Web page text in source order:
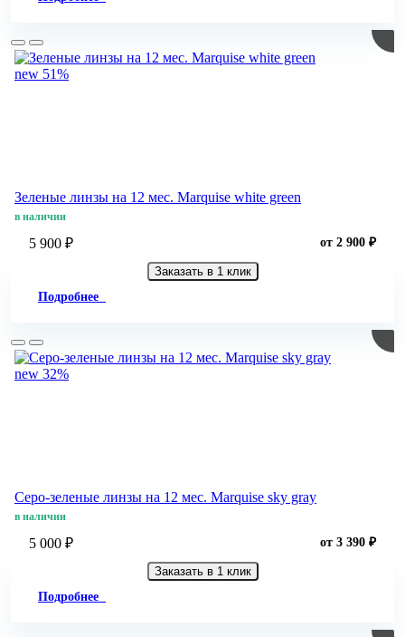
new 51%
Зеленые линзы на 12 мес. Marquise white green
в наличии
5 900 ₽ от 2 900 ₽
Заказать в 1 клик
Подробнее
new 32%
Серо-зеленые линзы на 12 мес. Marquise sky gray
в наличии
5 000 ₽ от 3 390 ₽
Заказать в 1 клик
Подробнее